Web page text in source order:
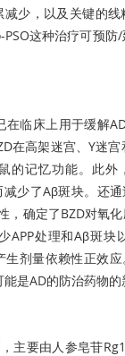
少，以及关键的线
这种治疗可预防
在临床上用于缓解
在高架迷宫、Y迷
的记忆功能。此外
少了Aβ斑块。还
，确定了BZD对氧
APP处理和Aβ斑块
生剂量依赖性正效
是AD的防治药物的
主要由人参皂苷